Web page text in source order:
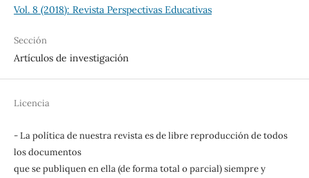
Vol. 8 (2018): Revista Perspectivas Educativas
Sección
Artículos de investigación
Licencia
- La política de nuestra revista es de libre reproducción de todos
los documentos
que se publiquen en ella (de forma total o parcial) siempre y